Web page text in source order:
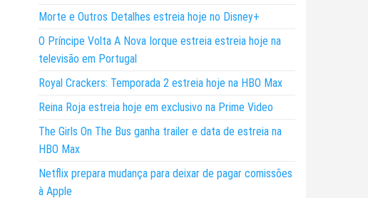
Morte e Outros Detalhes estreia hoje no Disney+
O Príncipe Volta A Nova Iorque estreia estreia hoje na
televisão em Portugal
Royal Crackers: Temporada 2 estreia hoje na HBO Max
Reina Roja estreia hoje em exclusivo na Prime Video
The Girls On The Bus ganha trailer e data de estreia na
HBO Max
Netflix prepara mudança para deixar de pagar comissões
à Apple